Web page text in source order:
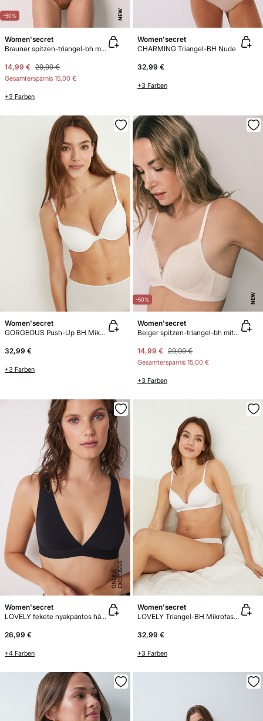
-50% NEW
Women'secret
Brauner spitzen-triangel-bh mit polster CHARMING
14,99 € 29,99 €
Gesamtersparnis 15,00 €
+3 Farben
Women'secret
CHARMING Triangel-BH Nude
32,99 €
+3 Farben
Women'secret
GORGEOUS Push-Up BH Mikrofaser
32,99 €
+3 Farben
-50% NEW
Women'secret
Beiger spitzen-triangel-bh mit polster CHARMING
14,99 € 29,99 €
Gesamtersparnis 15,00 €
+3 Farben
E
X
C
L
U
SI
V
E
O
N
LI
N
E
Women'secret
LOVELY fekete nyakpántos háromszög fazonú melltartó
26,99 €
+4 Farben
Women'secret
LOVELY Triangel-BH Mikrofaser
32,99 €
+3 Farben